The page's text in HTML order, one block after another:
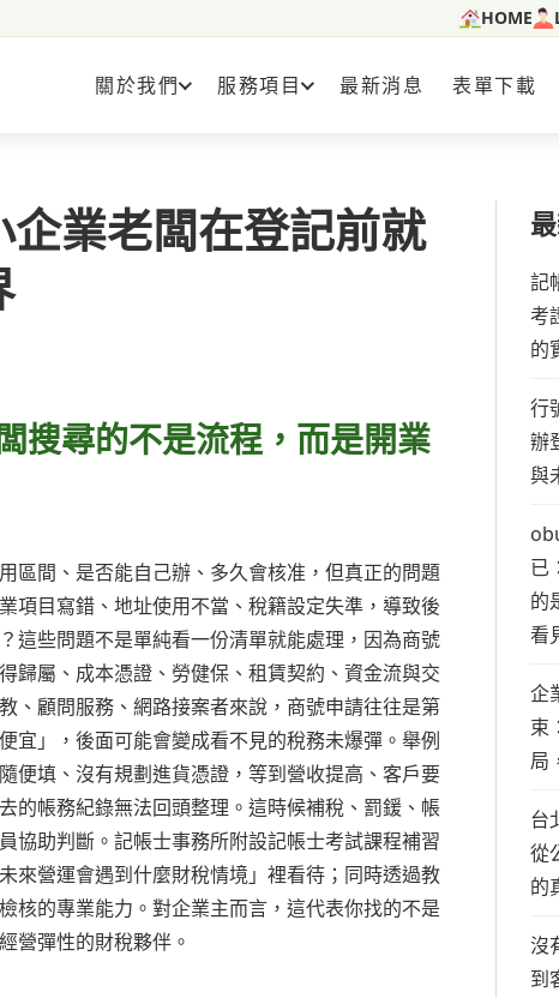
HOME
關於我們
服務項目 最新消息 表單下載
業老闆在登記前就
搜尋的不是流程，而是開業
區間、是否能自己辦、多久會核准，但真正的問題
項目寫錯、地址使用不當、稅籍設定失準，導致後
這些問題不是單純看一份清單就能處理，因為商號
歸屬、成本憑證、勞健保、租賃契約、資金流與交
、顧問服務、網路接案者來說，商號申請往往是第
宜」，後面可能會變成看不見的稅務未爆彈。舉例
便填、沒有規劃進貨憑證，等到營收提高、客戶要
的帳務紀錄無法回頭整理。這時候補稅、罰鍰、帳
協助判斷。記帳士事務所附設記帳士考試課程補習
來營運會遇到什麼財稅情境」裡看待；同時透過教
核的專業能力。對企業主而言，這代表你找的不是
營彈性的財稅夥伴。
記
考
的
行
辦
與
已
的
看
企
束
局
台
從
的
沒
到